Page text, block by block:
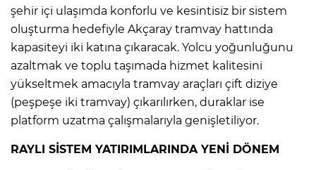
şehir içi ulaşımda konforlu ve kesintisiz bir sistem
oluşturma hedefiyle Akçaray tramvay hattında
kapasiteyi iki katına çıkaracak. Yolcu yoğunluğunu
azaltmak ve toplu taşımada hizmet kalitesini
yükseltmek amacıyla tramvay araçları çift diziye
(peşpeşe iki tramvay) çıkarılırken, duraklar ise
platform uzatma çalışmalarıyla genişletiliyor.
RAYLI SİSTEM YATIRIMLARINDA YENİ DÖNEM